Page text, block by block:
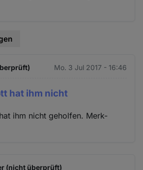
Mo. 3 Jul 2017 - 16:46
hat ihm nicht
ihm nicht geholfen. Merk-
(nicht überprüft)